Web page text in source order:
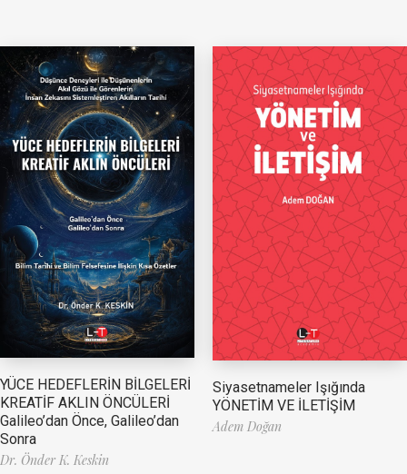
YÜCE HEDEFLERİN BİLGELERİ
KREATİF AKLIN ÖNCÜLERİ
Galileo’dan Önce, Galileo’dan
Sonra
Dr. Önder K. Keskin
Siyasetnameler Işığında
YÖNETİM VE İLETİŞİM
Adem Doğan